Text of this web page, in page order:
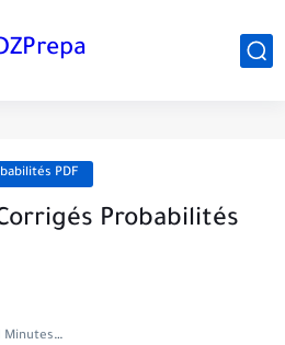
PDF
Probabilités
to read